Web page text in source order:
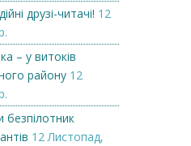
друзі-читачі! 12
– у витоків
району 12
12 Листопад,